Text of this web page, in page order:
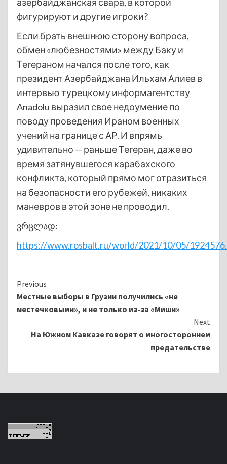
фигурируют и другие игроки?
Если брать внешнюю сторону вопроса,
обмен «любезностями» между Баку и
Тегераном начался после того, как
президент Азербайджана Ильхам Алиев в
интервью турецкому информагентству
Anadolu выразил свое недоумение по
поводу проведения Ираном военных
учений на границе с АР. И впрямь
удивительно — раньше Тегеран, даже во
время затянувшегося карабахского
конфликта, который прямо мог отразиться
на безопасности его рубежей, никаких
маневров в этой зоне не проводил.
ვრცლად:
https://www.rosbalt.ru/world/2021/10/05/
Continue
Reading
Previous
Местные выборы в Грузии получились «не
местечковыми», и не только из-за «Миши»
Next
На Южном Кавказе говорят о многостороннем
предательстве